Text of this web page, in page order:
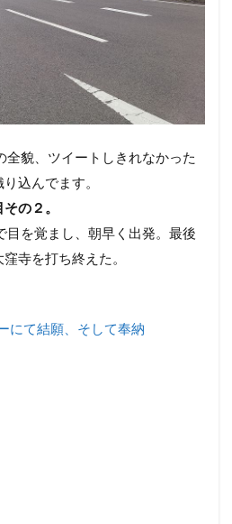
貌、ツイートしきれなかった
込んでます。
の２。
目を覚まし、朝早く出発。最後
寺を打ち終えた。
にて結願、そして奉納